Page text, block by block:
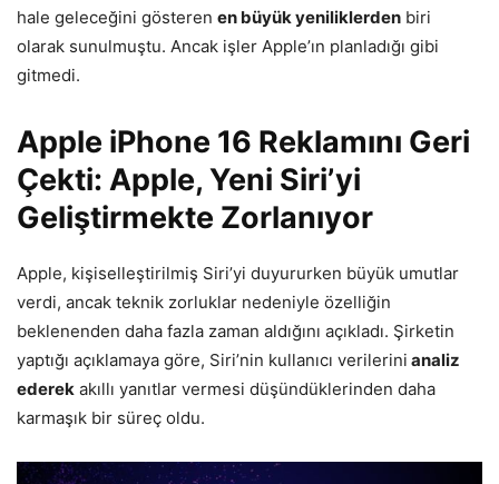
hale geleceğini gösteren en büyük yeniliklerden biri
olarak sunulmuştu. Ancak işler Apple’ın planladığı gibi
gitmedi.
Apple iPhone 16 Reklamını Geri
Çekti: Apple, Yeni Siri’yi
Geliştirmekte Zorlanıyor
Apple, kişiselleştirilmiş Siri’yi duyururken büyük umutlar
verdi, ancak teknik zorluklar nedeniyle özelliğin
beklenenden daha fazla zaman aldığını açıkladı. Şirketin
yaptığı açıklamaya göre, Siri’nin kullanıcı verilerini analiz
ederek akıllı yanıtlar vermesi düşündüklerinden daha
karmaşık bir süreç oldu.